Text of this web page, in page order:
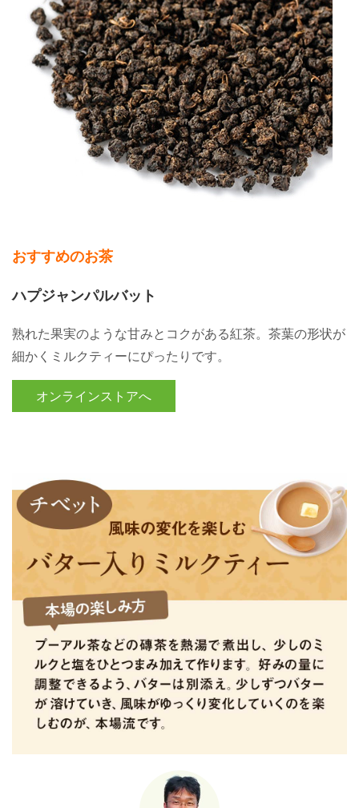
おすすめのお茶
ハプジャンパルバット
熟れた果実のような甘みとコクがある紅茶。茶葉の形状が
細かくミルクティーにぴったりです。
オンラインストアへ